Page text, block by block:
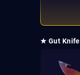
★ Gut Knife